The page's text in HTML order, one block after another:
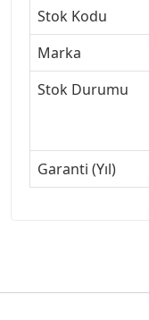
Stok Kodu
Marka
Stok Durumu
Garanti (Yıl)